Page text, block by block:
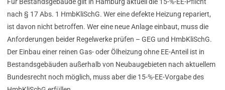
Für Bestandsgebäude gilt in Hamburg aktuell die 15-%-EE-Pflicht
nach § 17 Abs. 1 HmbKliSchG. Wer eine defekte Heizung repariert,
ist davon nicht betroffen. Wer eine neue Anlage einbaut, muss die
Anforderungen beider Regelwerke prüfen – GEG und HmbKliSchG.
Der Einbau einer reinen Gas- oder Ölheizung ohne EE-Anteil ist in
Bestandsgebäuden außerhalb von Neubaugebieten nach aktuellem
Bundesrecht noch möglich, muss aber die 15-%-EE-Vorgabe des